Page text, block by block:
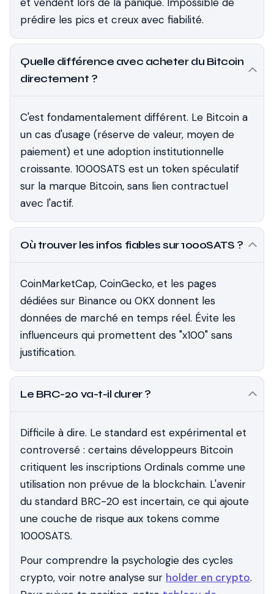
prédire les pics et creux avec fiabilité.
Quelle différence avec acheter du Bitcoin
directement ?
C'est fondamentalement différent. Le Bitcoin a
un cas d'usage (réserve de valeur, moyen de
paiement) et une adoption institutionnelle
croissante. 1000SATS est un token spéculatif
sur la marque Bitcoin, sans lien contractuel
avec l'actif.
Où trouver les infos fiables sur 1000SATS ?
CoinMarketCap, CoinGecko, et les pages
dédiées sur Binance ou OKX donnent les
données de marché en temps réel. Évite les
influenceurs qui promettent des "x100" sans
justification.
Le BRC-20 va-t-il durer ?
Difficile à dire. Le standard est expérimental et
controversé : certains développeurs Bitcoin
critiquent les inscriptions Ordinals comme une
utilisation non prévue de la blockchain. L'avenir
du standard BRC-20 est incertain, ce qui ajoute
une couche de risque aux tokens comme
1000SATS.
Pour comprendre la psychologie des cycles
crypto, voir notre analyse sur holder en crypto.